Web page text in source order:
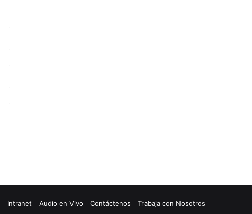
Intranet Audio en Vivo Contáctenos Trabaja con Nosotros